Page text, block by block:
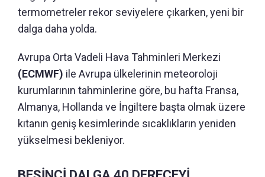
termometreler rekor seviyelere çıkarken, yeni bir
dalga daha yolda.
Avrupa Orta Vadeli Hava Tahminleri Merkezi
(ECMWF) ile Avrupa ülkelerinin meteoroloji
kurumlarının tahminlerine göre, bu hafta Fransa,
Almanya, Hollanda ve İngiltere başta olmak üzere
kıtanın geniş kesimlerinde sıcaklıkların yeniden
yükselmesi bekleniyor.